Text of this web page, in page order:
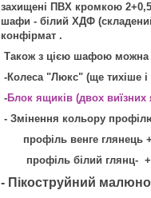
захищені ПВХ кромкою
шафи - білий ХДФ
конфірмат .
Також з цією шафою можна
-Колеса "Люкс" (ще тихіше
-Блок ящиків (двох
- Змінення кольору
профіль венге глянець
профіль білий глянц- +
- Пікоструйний